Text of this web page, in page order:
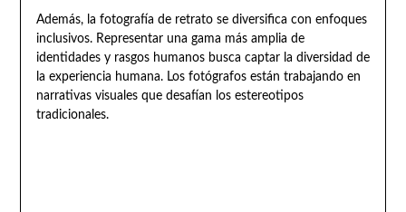
Además, la fotografía de retrato se diversifica con enfoques
inclusivos. Representar una gama más amplia de
identidades y rasgos humanos busca captar la diversidad de
la experiencia humana. Los fotógrafos están trabajando en
narrativas visuales que desafían los estereotipos
tradicionales.